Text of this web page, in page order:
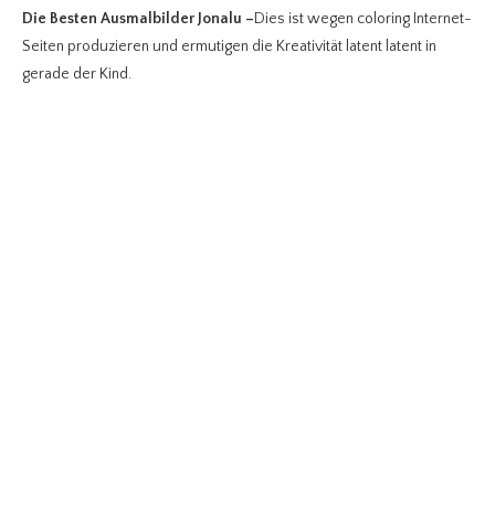
Die Besten Ausmalbilder Jonalu –Dies ist wegen coloring Internet-
Seiten produzieren und ermutigen die Kreativität latent latent in
gerade der Kind.